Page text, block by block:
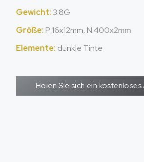
Gewicht: 3.8G
Größe: P:16x12mm, N:400x2mm
Elemente: dunkle Tinte
Holen Sie sich ein